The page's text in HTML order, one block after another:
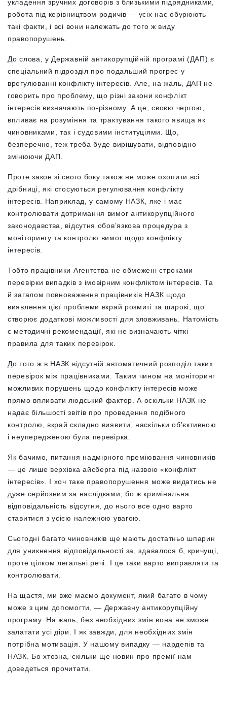
укладення зручних договорів з близькими підрядниками,
робота під керівництвом родичів — усіх нас обурюють
такі факти, і всі вони належать до того ж виду
правопорушень.
До слова, у Державній антикорупційній програмі (ДАП) є
спеціальний підрозділ про подальший прогрес у
врегулюванні конфлікту інтересів. Але, на жаль, ДАП не
говорить про проблему, що різні закони конфлікт
інтересів визначають по-різному. А це, своєю чергою,
впливає на розуміння та трактування такого явища як
чиновниками, так і судовими інституціями. Що,
безперечно, теж треба буде вирішувати, відповідно
змінюючи ДАП.
Проте закон зі свого боку також не може охопити всі
дрібниці, які стосуються регулювання конфлікту
інтересів. Наприклад, у самому НАЗК, яке і має
контролювати дотримання вимог антикорупційного
законодавства, відсутня обовʼязкова процедура з
моніторингу та контролю вимог щодо конфлікту
інтересів.
Тобто працівники Агентства не обмежені строками
перевірки випадків з імовірним конфліктом інтересів. Та
й загалом повноваження працівників НАЗК щодо
виявлення цієї проблеми вкрай розмиті та широкі, що
створює додаткові можливості для зловживань. Натомість
є методичні рекомендації, які не визначають чіткі
правила для таких перевірок.
До того ж в НАЗК відсутній автоматичний розподіл таких
перевірок між працівниками. Таким чином на моніторинг
можливих порушень щодо конфлікту інтересів може
прямо впливати людський фактор. А оскільки НАЗК не
надає більшості звітів про проведення подібного
контролю, вкрай складно виявити, наскільки об’єктивною
і неупередженою була перевірка.
Як бачимо, питання надмірного преміювання чиновників
— це лише верхівка айсберга під назвою «конфлікт
інтересів». І хоч таке правопорушення може видатись не
дуже серйозним за наслідками, бо ж кримінальна
відповідальність відсутня, до нього все одно варто
ставитися з усією належною увагою.
Сьогодні багато чиновників ще мають достатньо шпарин
для уникнення відповідальності за, здавалося б, кричущі,
проте цілком легальні речі. І це таки варто виправляти та
контролювати.
На щастя, ми вже маємо документ, який багато в чому
може з цим допомогти, — Державну антикорупційну
програму. На жаль, без необхідних змін вона не зможе
залатати усі діри. І як завжди, для необхідних змін
потрібна мотивація. У нашому випадку — нардепів та
НАЗК. Бо хтозна, скільки ще новин про премії нам
доведеться прочитати.